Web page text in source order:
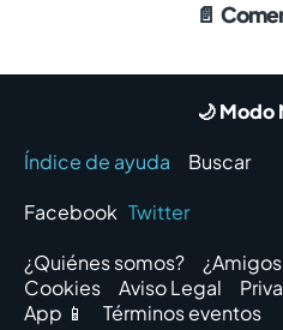
📄
🌙 Modo
Índice de ayuda
Buscar
Facebook Twitter
¿Quiénes somos?
Cookies
Aviso Legal
App 📱
Términos eventos